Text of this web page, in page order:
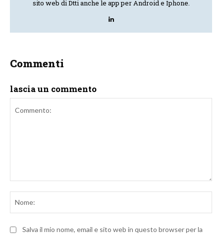
sito web di Dtti anche le app per Android e Iphone.
Commenti
lascia un commento
Salva il mio nome, email e sito web in questo browser per la